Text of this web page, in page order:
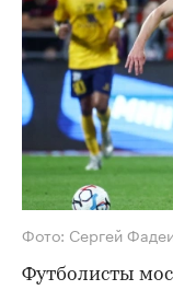
Фото: Сергей
Футболисты